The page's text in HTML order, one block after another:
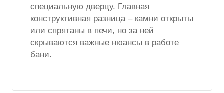
специальную дверцу. Главная
конструктивная разница – камни открыты
или спрятаны в печи, но за ней
скрываются важные нюансы в работе
бани.